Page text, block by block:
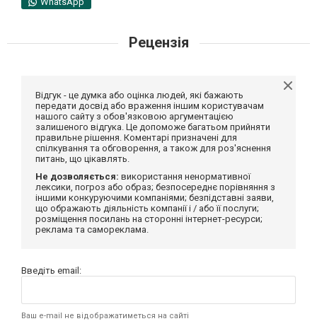
Рецензія
Відгук - це думка або оцінка людей, які бажають
передати досвід або враження іншим користувачам
нашого сайту з обов'язковою аргументацією
залишеного відгука. Це допоможе багатьом прийняти
правильне рішення. Коментарі призначені для
спілкування та обговорення, а також для роз'яснення
питань, що цікавлять.
Не дозволяється: використання ненормативної
лексики, погроз або образ; безпосереднє порівняння з
іншими конкуруючими компаніями; безпідставні заяви,
що ображають діяльність компанії і / або її послуги;
розміщення посилань на сторонні інтернет-ресурси;
реклама та самореклама.
Введіть email:
Ваш e-mail не відображатиметься на сайті